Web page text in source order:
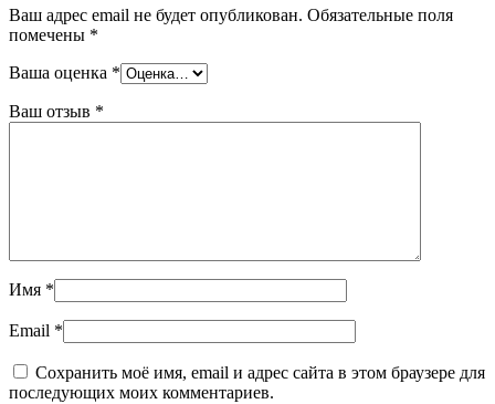
Ваш адрес email не будет опубликован. Обязательные поля
помечены *
Ваша оценка *
Ваш отзыв *
Имя *
Email *
Сохранить моё имя, email и адрес сайта в этом браузере для
последующих моих комментариев.